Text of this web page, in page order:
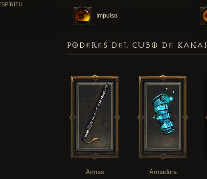
Impulso
PODERES DEL CUBO DE KANAI
Armas Armadura